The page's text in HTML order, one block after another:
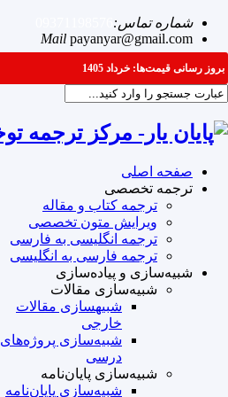
شماره تماس:
Mail payanyar@gmail.com
بروز رسانی قیمت‌ها: خرداد 1405
صفحه اصلی
ترجمه تخصصی
ترجمه کتاب و مقاله
ویرایش متون تخصصی
ترجمه انگلیسی به فارسی
ترجمه فارسی به انگلیسی
شبیه‌سازی و پیاده‌سازی
شبیه‌سازی مقالات
شبیه‎سازی مقالات
خارجی
شبیه‌سازی پروژه‌های
درسی
شبیه‌سازی پایان‌نامه
شبیه‌سازی پایان‌نامه